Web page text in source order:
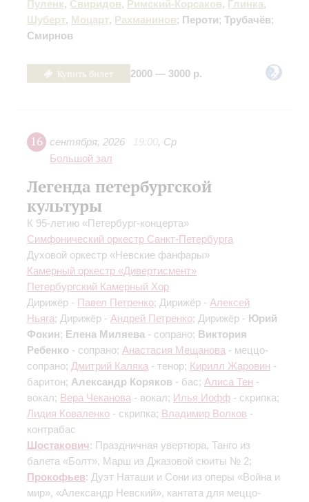
Пуленк, Свиридов, Римский-Корсаков, Глинка,
Шуберт, Моцарт, Рахманинов; Пероти; Трубачёв;
Смирнов
Купить билет 2000 — 3000 р.
16 сентября, 2026 19:00, Ср
Большой зал
Легенда петербургской
культуры
К 95-летию «Петербург-концерта»
Симфонический оркестр Санкт-Петербурга
Духовой оркестр «Невские фанфары»
Камерный оркестр «Дивертисмент»
Петербургский Камерный Хор
Дирижёр - Павел Петренко; Дирижёр - Алексей
Ньяга; Дирижёр - Андрей Петренко; Дирижёр - Юрий
Фокин; Елена Миляева - сопрано; Виктория
Ребенко - сопрано; Анастасия Мещанова - меццо-
сопрано; Дмитрий Каляка - тенор; Кирилл Жаровин -
баритон; Александр Коряков - бас; Алиса Тен -
вокал; Вера Чеканова - вокал; Илья Иофф - скрипка;
Лидия Коваленко - скрипка; Владимир Волков -
контрабас
Шостакович: Праздничная увертюра, Танго из
балета «Болт», Марш из Джазовой сюиты № 2;
Прокофьев: Дуэт Наташи и Сони из оперы «Война и
мир», «Александр Невский», кантата для меццо-